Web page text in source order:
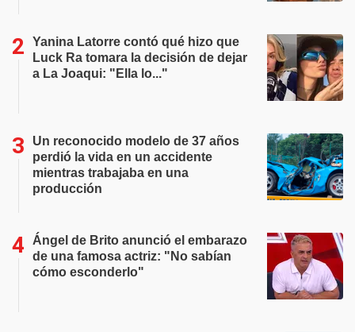
Yanina Latorre contó qué hizo que
Luck Ra tomara la decisión de dejar
a La Joaqui: "Ella lo..."
Un reconocido modelo de 37 años
perdió la vida en un accidente
mientras trabajaba en una
producción
Ángel de Brito anunció el embarazo
de una famosa actriz: "No sabían
cómo esconderlo"